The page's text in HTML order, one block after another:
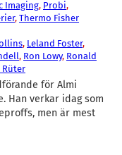
Imaging, Probi
, Thermo Fisher
, Leland Foster
, Ron Lowy, Ronald
Rüter
för Almi
Han verkar idag som
men är mest